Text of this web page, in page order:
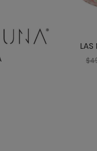
LAS
$